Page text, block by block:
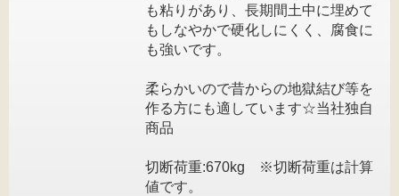
も粘りがあり、長期間土中に埋めて
もしなやかで硬化しにくく、腐食に
も強いです。
柔らかいので昔からの地獄結び等を
作る方にも適しています☆当社独自
商品
切断荷重:670kg ※切断荷重は計算
値です。